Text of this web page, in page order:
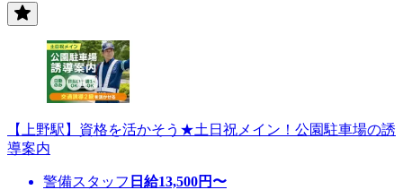
【上野駅】資格を活かそう★土日祝メイン！公園駐車場の誘
導案内
警備スタッフ 日給13,500円〜